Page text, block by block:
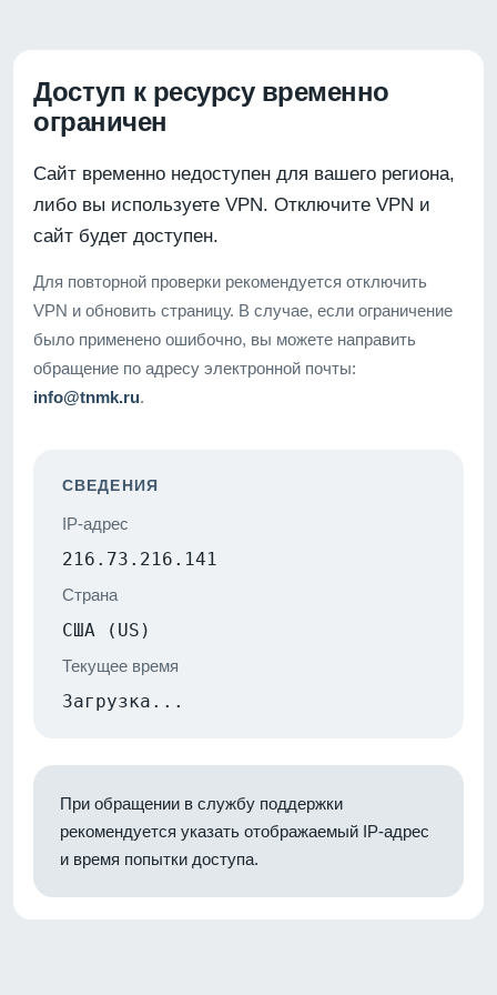
Доступ к ресурсу временно
ограничен
Сайт временно недоступен для вашего региона,
либо вы используете VPN. Отключите VPN и
сайт будет доступен.
Для повторной проверки рекомендуется отключить
VPN и обновить страницу. В случае, если ограничение
было применено ошибочно, вы можете направить
обращение по адресу электронной почты:
info@tnmk.ru.
СВЕДЕНИЯ
IP-адрес
216.73.216.141
Страна
США (US)
Текущее время
Загрузка...
При обращении в службу поддержки
рекомендуется указать отображаемый IP-адрес
и время попытки доступа.